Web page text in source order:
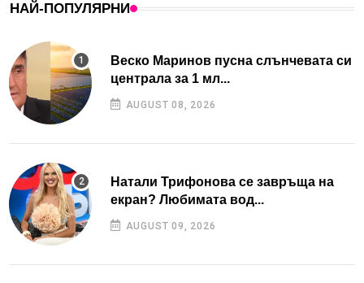
НАЙ-ПОПУЛЯРНИ
Веско Маринов пусна слънчевата си
централа за 1 мл...
AUGUST 08, 2026
Натали Трифонова се завръща на
екран? Любимата вод...
AUGUST 09, 2026